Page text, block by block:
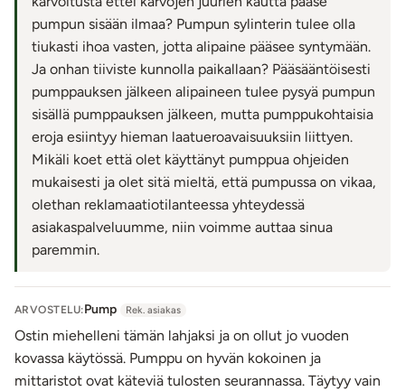
kauluksen ympärille pakkauksen mukana tuleva silikoninen
penisrengas "odottelemaan". Kun olet pumpannut
riittävästi, liu'uta penisrengas sylinterin päältä peniksen
tyveen ja vapauta alipaine. Näin kova ja komea erektiosi
kestää.
Pumpun osat on helppo irroittaa ja puhdistaa käytön
jälkeen miedolla saippuavedellä. Sylinterin puhdistukseen
voi käyttää myös erotiikkavälineille tarkoitettua
puhdistusainetta. Käytä tämän pumpun kanssa tarvittaessa
vesipohjaista liukuvoidetta.
Tuotetiedot:
Materiaali: ABS (sylinteri), silikoni (tiiviste)
Sylinterin ulkopituus: n. 29,5 cm
Sylinterin sisäpituus: n. 21,5 cm
Sylinterin ulkohalkaisija: 6,3 - 6,6 cm
Sylinterin suuaukon sisähalkaisija: 6,1 cm
pumpun sisään ilmaa? Pumpun sylinterin tulee olla
tiukasti ihoa vasten, jotta alipaine pääsee syntymään.
Ja onhan tiiviste kunnolla paikallaan? Pääsääntöisesti
pumppauksen jälkeen alipaineen tulee pysyä pumpun
sisällä pumppauksen jälkeen, mutta pumppukohtaisia
eroja esiintyy hieman laatueroavaisuuksiin liittyen.
Mikäli koet että olet käyttänyt pumppua ohjeiden
mukaisesti ja olet sitä mieltä, että pumpussa on vikaa,
olethan reklamaatiotilanteessa yhteydessä
asiakaspalveluumme, niin voimme auttaa sinua
paremmin.
ARVOSTELU:Pump Rek. asiakas
Ostin miehelleni tämän lahjaksi ja on ollut jo vuoden
kovassa käytössä. Pumppu on hyvän kokoinen ja
mittaristot ovat käteviä tulosten seurannassa. Täytyy vain